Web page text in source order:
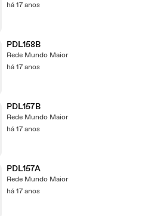
há 17 anos
PDL158B
Rede Mundo Maior
há 17 anos
PDL157B
Rede Mundo Maior
há 17 anos
PDL157A
Rede Mundo Maior
há 17 anos